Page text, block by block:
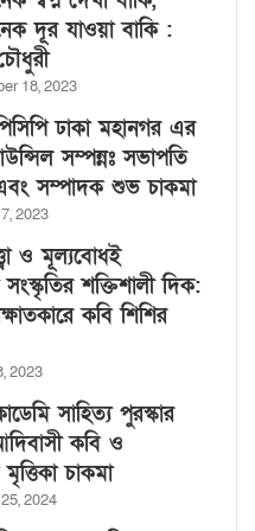
দূর যাওয়া বাকি :
18, 2023
ঢাকা মহানগর এর
সম্পন্নঃ সভাপতি
সম্পাদক শুভ চাকমা
2023
ও মূল্যবোধই
শক্তিশালী দিক:
কবি শিশির
2023
সাহিত্য পুরস্কার
কবি ও
চাকমা
2024